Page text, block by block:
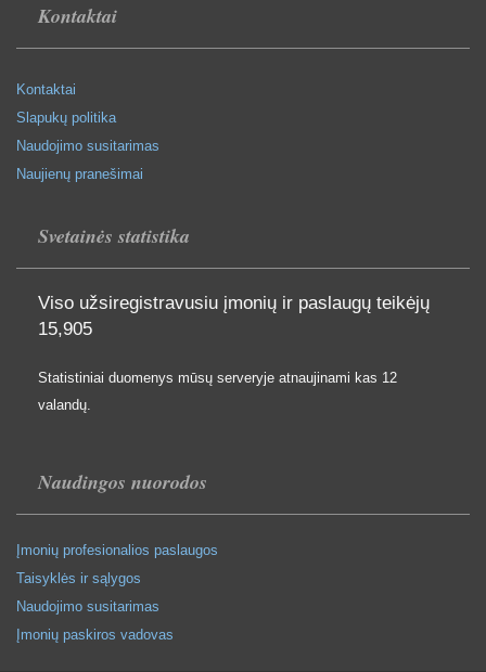
Kontaktai
Kontaktai
Slapukų politika
Naudojimo susitarimas
Naujienų pranešimai
Svetainės statistika
Viso užsiregistravusiu įmonių ir paslaugų teikėjų
15,905
Statistiniai duomenys mūsų serveryje atnaujinami kas 12
valandų.
Naudingos nuorodos
Įmonių profesionalios paslaugos
Taisyklės ir sąlygos
Naudojimo susitarimas
Įmonių paskiros vadovas